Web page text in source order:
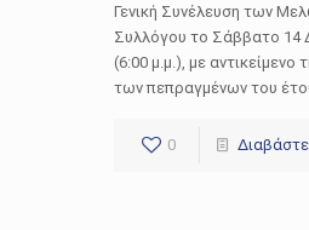
Γενική Συνέλευση των
Συλλόγου το Σάββατο 14
(6:00 μ.μ.), με αντικείμενο
των πεπραγμένων του
0